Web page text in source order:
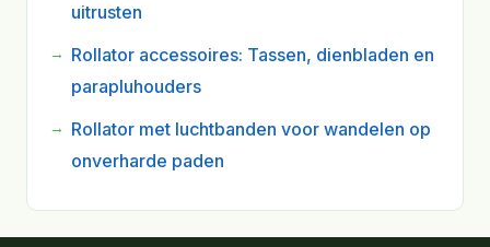
uitrusten
Rollator accessoires: Tassen, dienbladen en
parapluhouders
Rollator met luchtbanden voor wandelen op
onverharde paden